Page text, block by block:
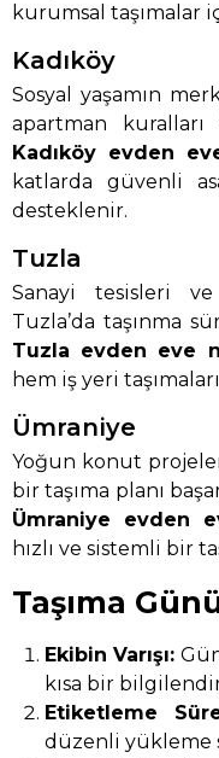
kurumsal taşımalar
Kadıköy
Sosyal yaşamın
apartman kuralları
Kadıköy evden
katlarda güvenli
desteklenir.
Tuzla
Sanayi tesisleri
Tuzla’da taşınma
Tuzla evden eve
hem iş yeri
Ümraniye
Yoğun konut
bir taşıma planı
Ümraniye evden
hızlı ve sistemli bir
Taşıma
Ekibin Varışı:
kısa bir
Etiketleme
düzenli yükleme